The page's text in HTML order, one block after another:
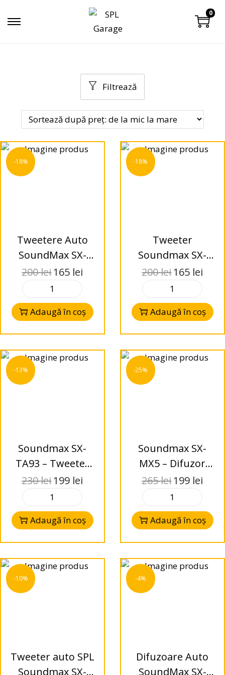
0
Filtrează
-18%
Tweetere Auto
SoundMax SX-
TA23
200lei165 lei
Adaugă în coș
-18%
Tweeter
Soundmax SX-
TA21 100W RMS 4
ohm
200lei165 lei
Adaugă în coș
-13%
Soundmax SX-
TA93 – Tweeter
Auto PRO SPL
230lei199 lei
Adaugă în coș
-25%
Soundmax SX-
MX5 – Difuzor
Midrange Auto
PRO SPL
265lei199 lei
Adaugă în coș
-10%
Tweeter auto SPL
Soundmax SX-
-4%
Difuzoare Auto
SoundMax SX-